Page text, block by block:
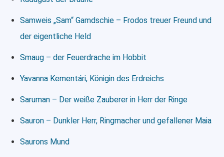
Samweis „Sam“ Gamdschie – Frodos treuer Freund und
der eigentliche Held
Smaug – der Feuerdrache im Hobbit
Yavanna Kementári, Königin des Erdreichs
Saruman – Der weiße Zauberer in Herr der Ringe
Sauron – Dunkler Herr, Ringmacher und gefallener Maia
Saurons Mund